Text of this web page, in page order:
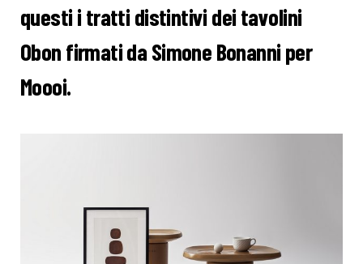
questi i tratti distintivi dei tavolini
Obon firmati da Simone Bonanni per
Moooi.